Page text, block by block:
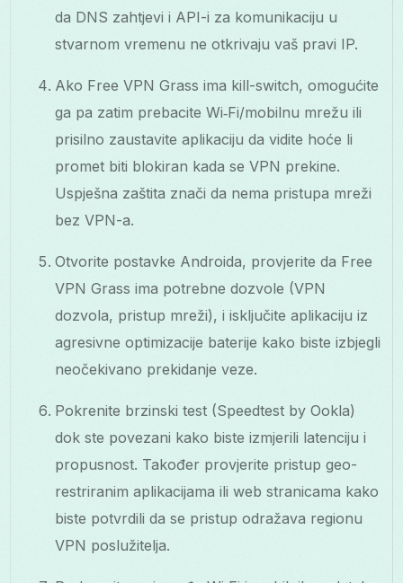
da DNS zahtjevi i API-i za komunikaciju u
stvarnom vremenu ne otkrivaju vaš pravi IP.
Ako Free VPN Grass ima kill-switch, omogućite
ga pa zatim prebacite Wi‑Fi/mobilnu mrežu ili
prisilno zaustavite aplikaciju da vidite hoće li
promet biti blokiran kada se VPN prekine.
Uspješna zaštita znači da nema pristupa mreži
bez VPN-a.
Otvorite postavke Androida, provjerite da Free
VPN Grass ima potrebne dozvole (VPN
dozvola, pristup mreži), i isključite aplikaciju iz
agresivne optimizacije baterije kako biste izbjegli
neočekivano prekidanje veze.
Pokrenite brzinski test (Speedtest by Ookla)
dok ste povezani kako biste izmjerili latenciju i
propusnost. Također provjerite pristup geo-
restriranim aplikacijama ili web stranicama kako
biste potvrdili da se pristup odražava regionu
VPN poslužitelja.